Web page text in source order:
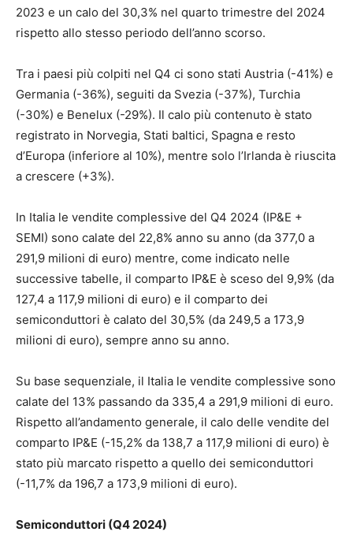
2023 e un calo del 30,3% nel quarto trimestre del 2024
rispetto allo stesso periodo dell’anno scorso.
Tra i paesi più colpiti nel Q4 ci sono stati Austria (-41%) e
Germania (-36%), seguiti da Svezia (-37%), Turchia
(-30%) e Benelux (-29%). Il calo più contenuto è stato
registrato in Norvegia, Stati baltici, Spagna e resto
d’Europa (inferiore al 10%), mentre solo l’Irlanda è riuscita
a crescere (+3%).
In Italia le vendite complessive del Q4 2024 (IP&E +
SEMI) sono calate del 22,8% anno su anno (da 377,0 a
291,9 milioni di euro) mentre, come indicato nelle
successive tabelle, il comparto IP&E è sceso del 9,9% (da
127,4 a 117,9 milioni di euro) e il comparto dei
semiconduttori è calato del 30,5% (da 249,5 a 173,9
milioni di euro), sempre anno su anno.
Su base sequenziale, il Italia le vendite complessive sono
calate del 13% passando da 335,4 a 291,9 milioni di euro.
Rispetto all’andamento generale, il calo delle vendite del
comparto IP&E (-15,2% da 138,7 a 117,9 milioni di euro) è
stato più marcato rispetto a quello dei semiconduttori
(-11,7% da 196,7 a 173,9 milioni di euro).
Semiconduttori (Q4 2024)